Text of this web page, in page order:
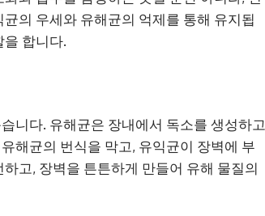
의 우세와 유해균의 억제를 통해 유지됩
합니다.
니다. 유해균은 장내에서 독소를 생성하고
해균의 번식을 막고, 유익균이 장벽에 부
고, 장벽을 튼튼하게 만들어 유해 물질의